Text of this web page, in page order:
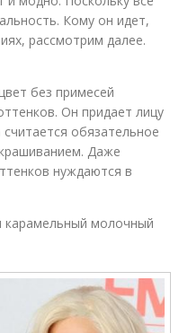
Кому он идет,
рассмотрим далее.
без примесей
Он придает лицу
обязательное
Даже
нуждаются в
карамельный молочный